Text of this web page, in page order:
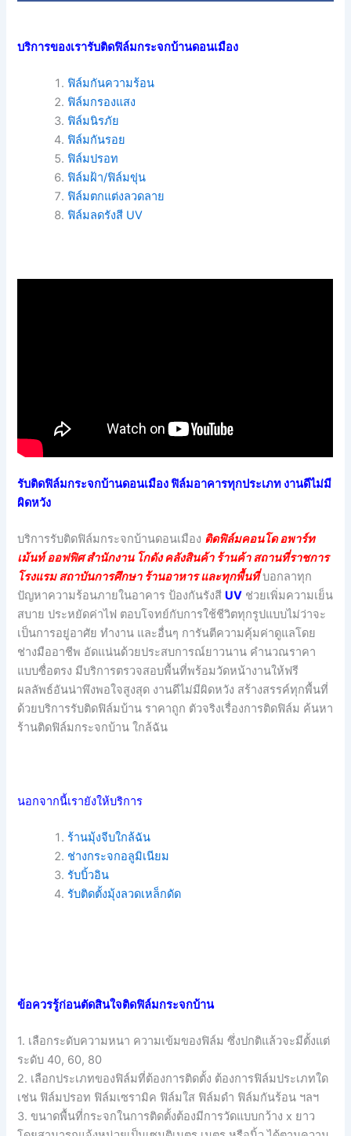
บริการของเรารับติดฟิล์มกระจกบ้านดอนเมือง
ฟิล์มกันความร้อน
ฟิล์มกรองแสง
ฟิล์มนิรภัย
ฟิล์มกันรอย
ฟิล์มปรอท
ฟิล์มฝ้า/ฟิล์มขุ่น
ฟิล์มตกแต่งลวดลาย
ฟิล์มลดรังสี UV
รับติดฟิล์มกระจกบ้านดอนเมือง ฟิล์มอาคารทุกประเภท งานดีไม่มี
ผิดหวัง
บริการรับติดฟิล์มกระจกบ้านดอนเมือง ติดฟิล์มคอนโด อพาร์ท
เม้นท์ ออฟฟิศ สำนักงาน โกดัง คลังสินค้า ร้านค้า สถานที่ราชการ
โรงแรม สถาบันการศึกษา ร้านอาหาร และทุกพื้นที่บอกลาทุก
ปัญหาความร้อนภายในอาคาร ป้องกันรังสี UV ช่วยเพิ่มความเย็น
สบาย ประหยัดค่าไฟ ตอบโจทย์กับการใช้ชีวิตทุกรูปแบบไม่ว่าจะ
เป็นการอยู่อาศัย ทำงาน และอื่นๆ การันตีความคุ้มค่าดูแลโดย
ช่างมืออาชีพ อัดแน่นด้วยประสบการณ์ยาวนาน คำนวณราคา
แบบซื่อตรง มีบริการตรวจสอบพื้นที่พร้อมวัดหน้างานให้ฟรี
ผลลัพธ์อันน่าพึงพอใจสูงสุด งานดีไม่มีผิดหวัง สร้างสรรค์ทุกพื้นที่
ด้วยบริการรับติดฟิล์มบ้าน ราคาถูก ตัวจริงเรื่องการติดฟิล์ม ค้นหา
ร้านติดฟิล์มกระจกบ้าน ใกล้ฉัน
นอกจากนี้เรายังให้บริการ
ร้านมุ้งจีบใกล้ฉัน
ช่างกระจกอลูมิเนียม
รับบิ้วอิน
รับติดตั้งมุ้งลวดเหล็กดัด
ข้อควรรู้ก่อนตัดสินใจติดฟิล์มกระจกบ้าน
1. เลือกระดับความหนา ความเข้มของฟิล์ม ซึ่งปกติแล้วจะมีตั้งแต่
ระดับ 40, 60, 80
2. เลือกประเภทของฟิล์มที่ต้องการติดตั้ง ต้องการฟิล์มประเภทใด
เช่น ฟิล์มปรอท ฟิล์มเซรามิค ฟิล์มใส ฟิล์มดำ ฟิล์มกันร้อน ฯลฯ
3. ขนาดพื้นที่กระจกในการติดตั้งต้องมีการวัดแบบกว้าง x ยาว